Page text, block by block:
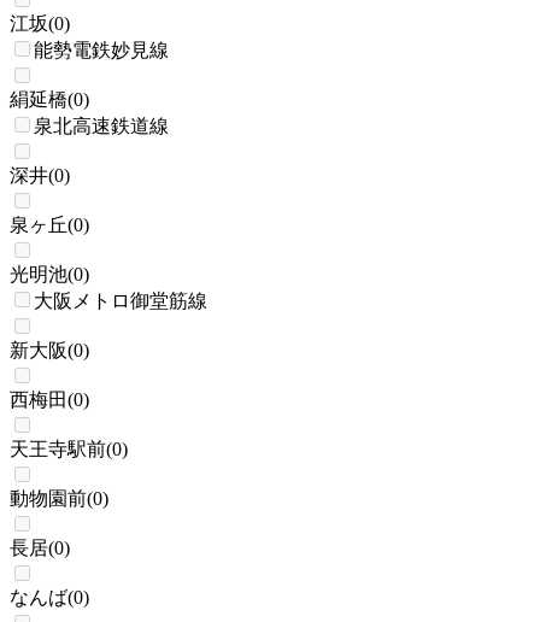
江坂(0)
能勢電鉄妙見線
絹延橋(0)
泉北高速鉄道線
深井(0)
泉ヶ丘(0)
光明池(0)
大阪メトロ御堂筋線
新大阪(0)
西梅田(0)
天王寺駅前(0)
動物園前(0)
長居(0)
なんば(0)